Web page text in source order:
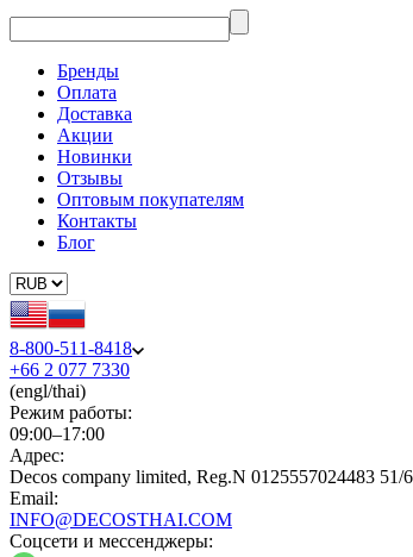
Бренды
Оплата
Доставка
Акции
Новинки
Отзывы
Оптовым покупателям
Контакты
Блог
8-800-511-8418
+66 2 077 7330
(engl/thai)
Режим работы:
09:00–17:00
Адрес:
Decos company limited, Reg.N 0125557024483
Email:
INFO@DECOSTHAI.COM
Соцсети и мессенджеры: